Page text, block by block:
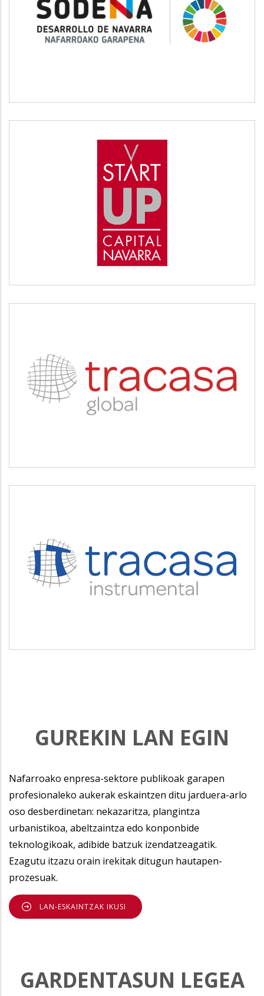
SODENA
Desarrollo empresarial
START UP
Desarrollo empresarial
TRACASA
Servicios tecnológicos y modernización
TRACASA INSTRUMENTAL
Servicios tecnológicos y modernización
GUREKIN LAN EGIN
Nafarroako enpresa-sektore publikoak garapen
profesionaleko aukerak eskaintzen ditu jarduera-arlo
oso desberdinetan: nekazaritza, plangintza
urbanistikoa, abeltzaintza edo konponbide
teknologikoak, adibide batzuk izendatzeagatik.
Ezagutu itzazu orain irekitak ditugun hautapen-
prozesuak.
LAN-ESKAINTZAK IKUSI
GARDENTASUN LEGEA